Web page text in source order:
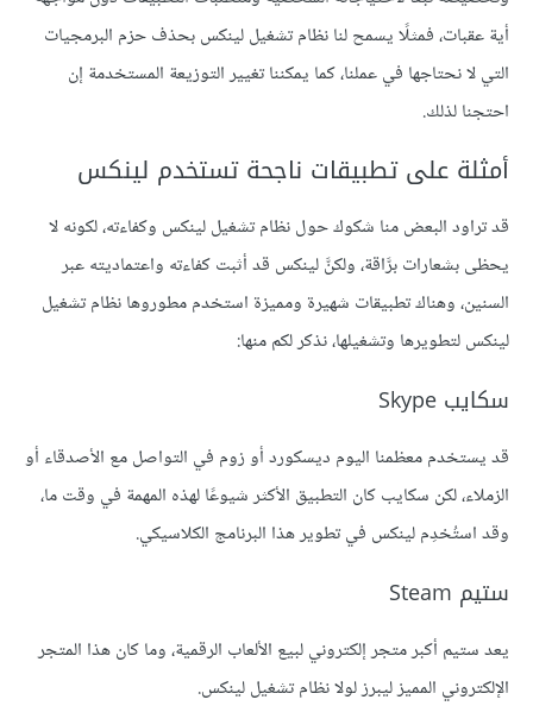
أية عقبات، فمثلًا يسمح لنا نظام تشغيل لينكس بحذف حزم البرمجيات
التي لا نحتاجها في عملنا، كما يمكننا تغيير التوزيعة المستخدمة إن
احتجنا لذلك.
أمثلة على تطبيقات ناجحة تستخدم لينكس
قد تراود البعض منا شكوك حول نظام تشغيل لينكس وكفاءته، لكونه لا
يحظى بشعارات برَّاقة، ولكنَّ لينكس قد أثبت كفاءته واعتماديته عبر
السنين، وهناك تطبيقات شهيرة ومميزة استخدم مطوروها نظام تشغيل
لينكس لتطويرها وتشغيلها، نذكر لكم منها:
سكايب Skype
قد يستخدم معظمنا اليوم ديسكورد أو زوم في التواصل مع الأصدقاء أو
الزملاء، لكن سكايب كان التطبيق الأكثر شيوعًا لهذه المهمة في وقت ما،
وقد استُخدِم لينكس في تطوير هذا البرنامج الكلاسيكي.
ستيم Steam
يعد ستيم أكبر متجر إلكتروني لبيع الألعاب الرقمية، وما كان هذا المتجر
الإلكتروني المميز ليبرز لولا نظام تشغيل لينكس.